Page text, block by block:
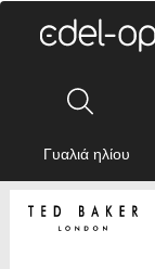
Γυαλιά ηλίου